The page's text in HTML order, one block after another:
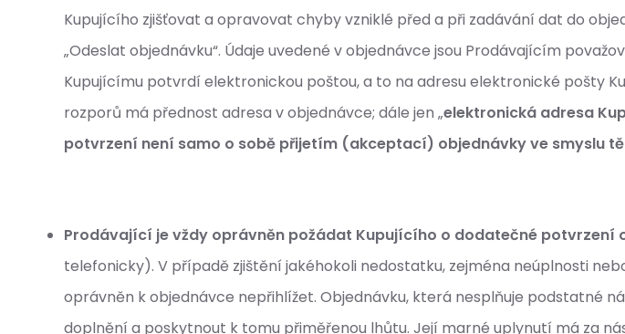
Kupujícího zjišťovat a opravovat chyby vzniklé před a při zadávání dat do
„Odeslat objednávku“. Údaje uvedené v objednávce jsou Prodávajícím
Kupujícímu potvrdí elektronickou poštou, a to na adresu elektronické pošty
rozporů má přednost adresa v objednávce; dále jen „elektronická adresa
potvrzení není samo o sobě přijetím (akceptací) objednávky ve smyslu
Prodávající je vždy oprávněn požádat Kupujícího o dodatečné
telefonicky). V případě zjištění jakéhokoli nedostatku, zejména neúplnosti
oprávněn k objednávce nepřihlížet. Objednávku, která nesplňuje podstatné
doplnění a poskytnout k tomu přiměřenou lhůtu. Její marné uplynutí má za